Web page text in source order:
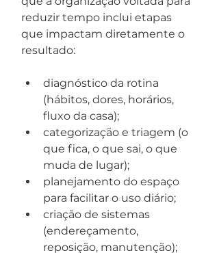
reduzir tempo inclui etapas
que impactam diretamente o
resultado:
diagnóstico da rotina
(hábitos, dores, horários,
fluxo da casa);
categorização e triagem (o
que fica, o que sai, o que
muda de lugar);
planejamento do espaço
para facilitar o uso diário;
criação de sistemas
(endereçamento,
reposição, manutenção);